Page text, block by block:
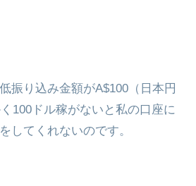
振り込み金額がA$100（日本円
100ドル稼がないと私の口座に
してくれないのです。